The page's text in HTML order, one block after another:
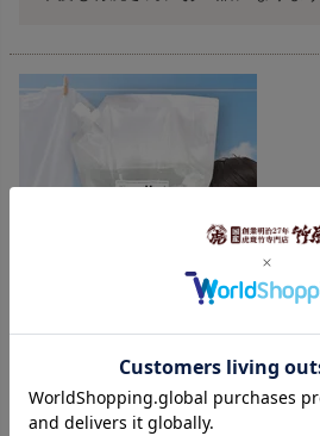
【定期購入】竹炭の洗い水（詰め替
5％OFF送料無料でお届け
購入者